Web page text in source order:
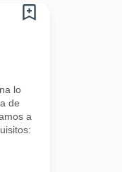
lo
de
a